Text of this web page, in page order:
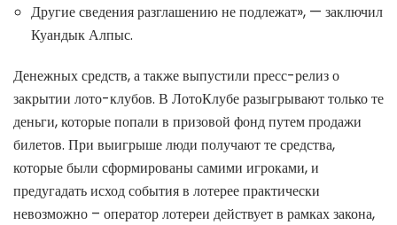
Другие сведения разглашению не подлежат», — заключил
Куандык Алпыс.
Денежных средств, а также выпустили пресс-релиз о
закрытии лото-клубов. В ЛотоКлубе разыгрывают только те
деньги, которые попали в призовой фонд путем продажи
билетов. При выигрыше люди получают те средства,
которые были сформированы самими игроками, и
предугадать исход события в лотерее практически
невозможно – оператор лотереи действует в рамках закона,